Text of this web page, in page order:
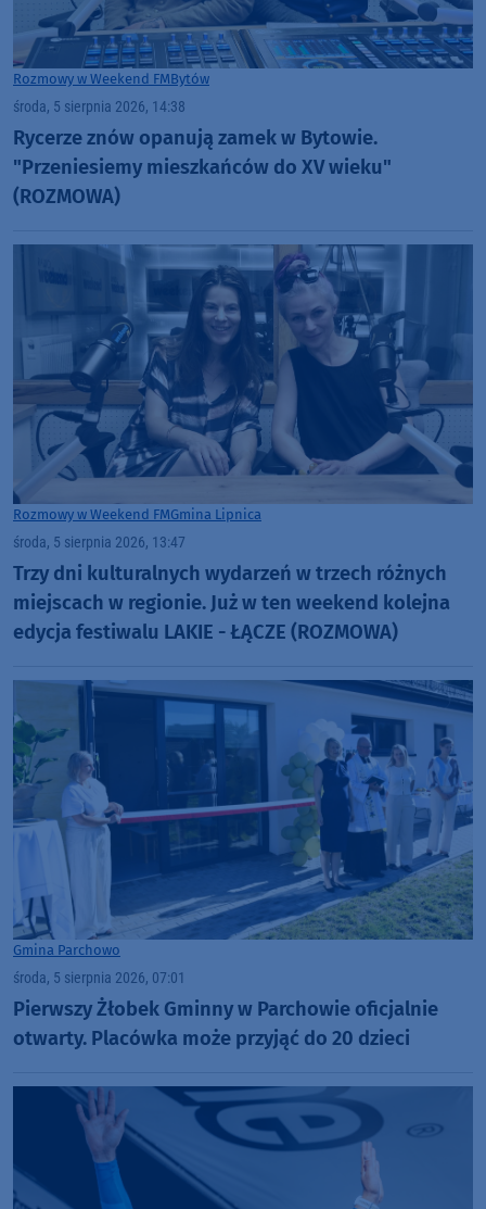
Rozmowy w Weekend FMBytów
środa, 5 sierpnia 2026, 14:38
Rycerze znów opanują zamek w Bytowie.
"Przeniesiemy mieszkańców do XV wieku"
(ROZMOWA)
Rozmowy w Weekend FMGmina Lipnica
środa, 5 sierpnia 2026, 13:47
Trzy dni kulturalnych wydarzeń w trzech różnych
miejscach w regionie. Już w ten weekend kolejna
edycja festiwalu LAKIE - ŁĄCZE (ROZMOWA)
Gmina Parchowo
środa, 5 sierpnia 2026, 07:01
Pierwszy Żłobek Gminny w Parchowie oficjalnie
otwarty. Placówka może przyjąć do 20 dzieci